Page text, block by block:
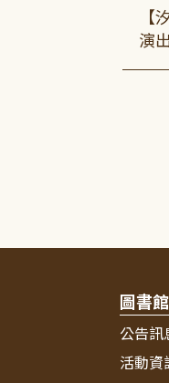
【
演
圖書
公告訊
活動資